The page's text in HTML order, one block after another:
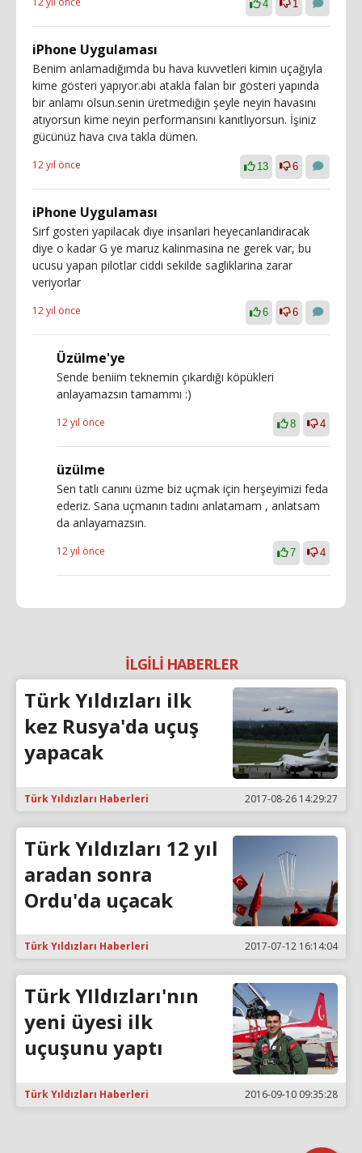
4 1
iPhone Uygulaması
Benim anlamadığımda bu hava kuvvetleri kimin uçağıyla
kime gösteri yapıyor.abi atakla falan bir gösteri yapında
bir anlamı olsun.senin üretmediğin şeyle neyin havasını
atıyorsun kime neyin performansını kanıtlıyorsun. İşiniz
gücünüz hava cıva takla dümen.
12 yıl önce 13 6
iPhone Uygulaması
Sirf gosteri yapilacak diye insanlari heyecanlandiracak
diye o kadar G ye maruz kalinmasina ne gerek var, bu
ucusu yapan pilotlar ciddi sekilde sagliklarina zarar
veriyorlar
12 yıl önce 6 6
Üzülme'ye
Sende beniim teknemin çıkardığı köpükleri
anlayamazsın tamammı :)
12 yıl önce 8 4
üzülme
Sen tatlı canını üzme biz uçmak için herşeyimizi feda
ederiz. Sana uçmanın tadını anlatamam , anlatsam
da anlayamazsın.
12 yıl önce 7 4
İLGİLİ HABERLER
Türk Yıldızları ilk
kez Rusya'da uçuş
yapacak
Türk Yıldızları Haberleri 2017-08-26 14:29:27
Türk Yıldızları 12 yıl
aradan sonra
Ordu'da uçacak
Türk Yıldızları Haberleri 2017-07-12 16:14:04
Türk YIldızları'nın
yeni üyesi ilk
uçuşunu yaptı
Türk Yıldızları Haberleri 2016-09-10 09:35:28